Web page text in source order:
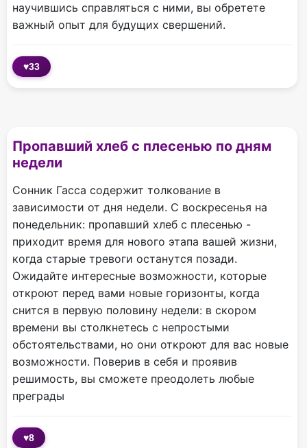
научившись справляться с ними, вы обретете
важный опыт для будущих свершений.
♥33
Пропавший хлеб с плесенью по дням
недели
Сонник Гасса содержит толкование в
зависимости от дня недели. С воскресенья на
понедельник: пропавший хлеб с плесенью -
приходит время для нового этапа вашей жизни,
когда старые тревоги останутся позади.
Ожидайте интересные возможности, которые
откроют перед вами новые горизонты, когда
снится в первую половину недели: в скором
времени вы столкнетесь с непростыми
обстоятельствами, но они откроют для вас новые
возможности. Поверив в себя и проявив
решимость, вы сможете преодолеть любые
преграды
♥8